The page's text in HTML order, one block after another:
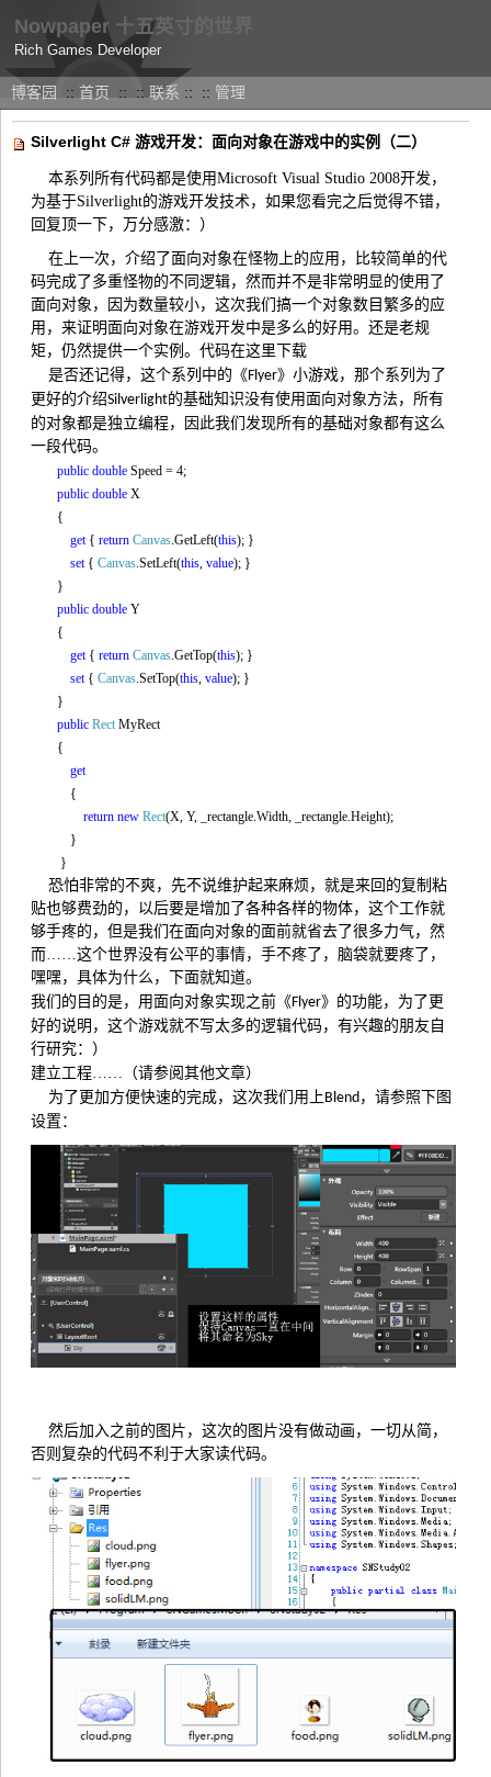
Nowpaper 十五英寸的世界
Rich Games Developer
博客园 :: 首页 :: :: 联系 :: :: 管理
Silverlight C# 游戏开发：面向对象在游戏中的实例（二）
本系列所有代码都是使用Microsoft Visual Studio 2008开发，
为基于Silverlight的游戏开发技术，如果您看完之后觉得不错，
回复顶一下，万分感激：）
在上一次，介绍了面向对象在怪物上的应用，比较简单的代
码完成了多重怪物的不同逻辑，然而并不是非常明显的使用了
面向对象，因为数量较小，这次我们搞一个对象数目繁多的应
用，来证明面向对象在游戏开发中是多么的好用。还是老规
矩，仍然提供一个实例。 代码在这里下载
是否还记得，这个系列中的《Flyer》小游戏，那个系列为了
更好的介绍Silverlight的基础知识没有使用面向对象方法，所有
的对象都是独立编程，因此我们发现所有的基础对象都有这么
一段代码。
public double Speed = 4;
public double X
{
get{ return Canvas.GetLeft(this); }
set{ Canvas.SetLeft(this, value); }
}
public double Y
{
get{ return Canvas.GetTop(this); }
set{ Canvas.SetTop(this, value); }
}
public RectMyRect
{
get
{
return new Rect(X, Y, _rectangle.Width, _rectangle.Height);
}
}
恐怕非常的不爽，先不说维护起来麻烦，就是来回的复制粘
贴也够费劲的，以后要是增加了各种各样的物体，这个工作就
够手疼的，但是我们在面向对象的面前就省去了很多力气，然
而……这个世界没有公平的事情，手不疼了，脑袋就要疼了，
嘿嘿，具体为什么，下面就知道。
我们的目的是，用面向对象实现之前《Flyer》的功能，为了更
好的说明，这个游戏就不写太多的逻辑代码，有兴趣的朋友自
行研究：）
建立工程……（请参阅其他文章）
为了更加方便快速的完成，这次我们用上Blend，请参照下图
设置：
然后加入之前的图片，这次的图片没有做动画，一切从简，
否则复杂的代码不利于大家读代码。